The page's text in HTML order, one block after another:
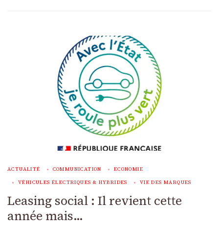
ACTUALITÉ COMMUNICATION ECONOMIE
VÉHICULES ÉLECTRIQUES & HYBRIDES VIE DES MARQUES
Leasing social : Il revient cette
année mais…